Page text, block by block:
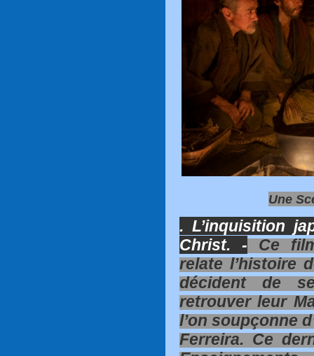
Une
. L’inquisition
Christ. -Ce film
relate l’histoire
décident de
retrouver leur
l’on soupçonne
Ferreira. Ce